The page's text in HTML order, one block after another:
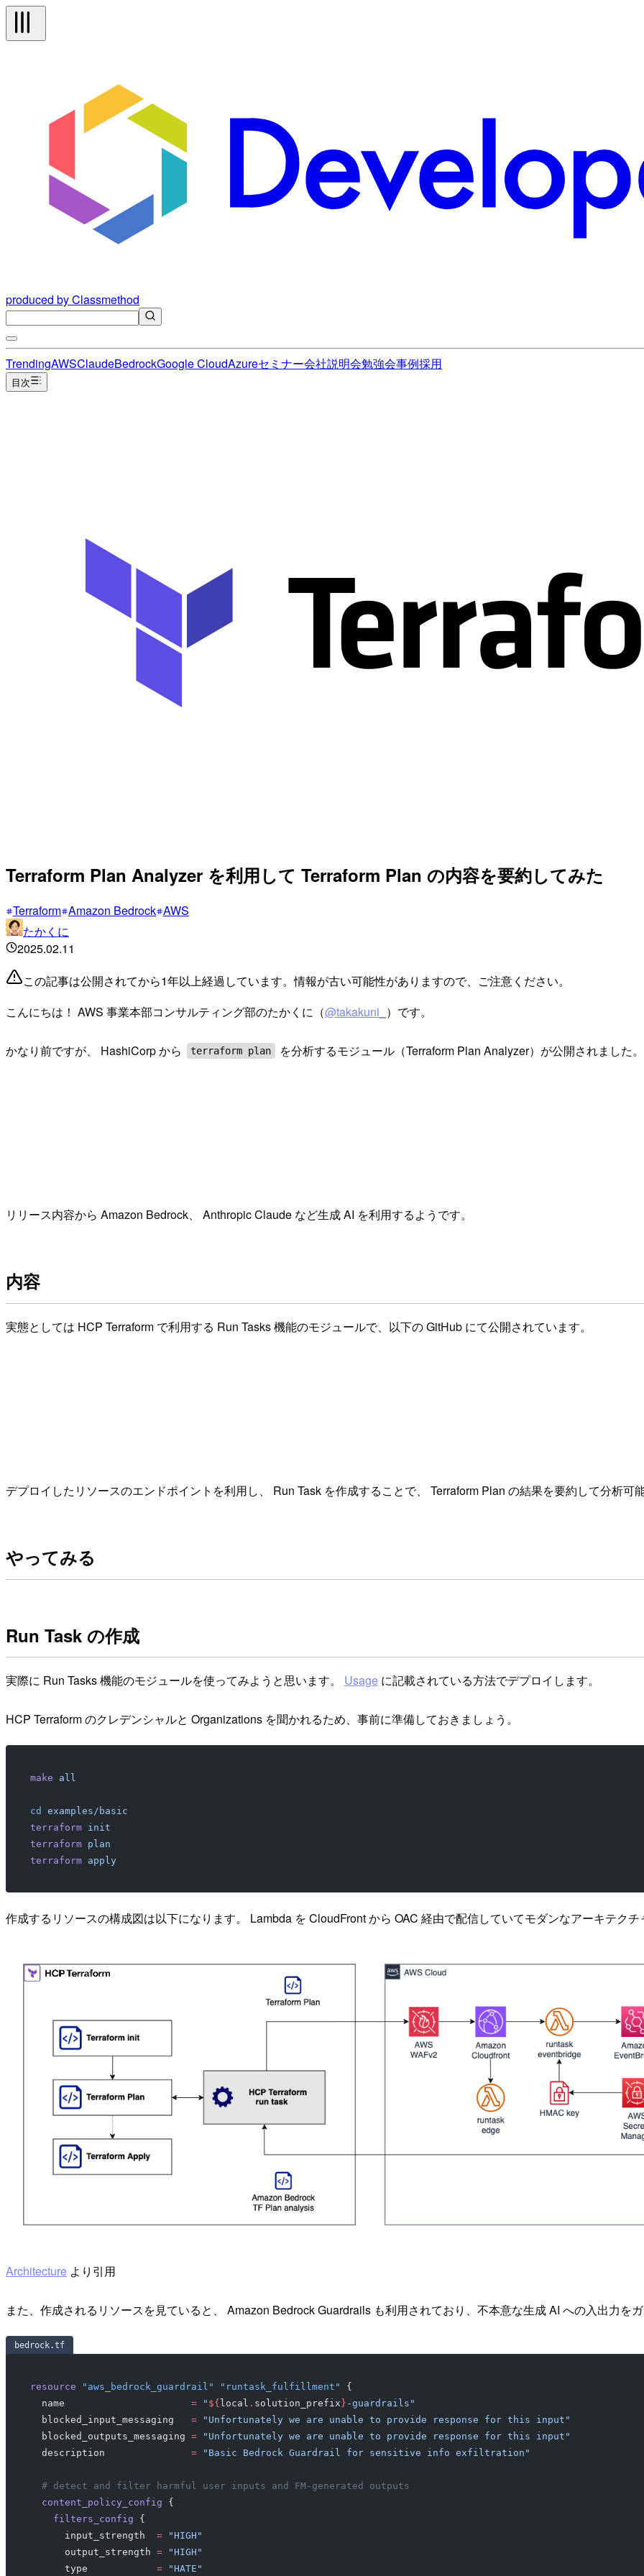
produced by Classmethod
TrendingAWSClaudeBedrockGoogle CloudAzureセミナー会社説明会勉強会事例採用
目次
Terraform Plan Analyzer を利用して Terraform Plan の内容を要約してみた
Terraform Amazon Bedrock AWS
たかくに
2025.02.11
この記事は公開されてから1年以上経過しています。情報が古い可能性がありますので、ご注意ください。
こんにちは！ AWS 事業本部コンサルティング部のたかくに（@takakuni_ ）です。
かなり前ですが、 HashiCorp から terraform plan を分析するモジュール（Terraform Plan Analyzer）が公開されました。
リリース内容から Amazon Bedrock、 Anthropic Claude など生成 AI を利用するようです。
内容
実態としては HCP Terraform で利用する Run Tasks 機能のモジュールで、以下の GitHub にて公開されています。
デプロイしたリソースのエンドポイントを利用し、 Run Task を作成することで、 Terraform Plan の結果を要約して分析可能
やってみる
Run Task の作成
実際に Run Tasks 機能のモジュールを使ってみようと思います。 Usage に記載されている方法でデプロイします。
HCP Terraform のクレデンシャルと Organizations を聞かれるため、事前に準備しておきましょう。
make all
cd
examples/basic
terraform init
terraform plan
terraform apply
作成するリソースの構成図は以下になります。 Lambda を CloudFront から OAC 経由で配信していてモダンなアーキテクチ
Architecture より引用
また、作成されるリソースを見ていると、 Amazon Bedrock Guardrails も利用されており、不本意な生成 AI への入出力を
bedrock.tf
resource "aws_bedrock_guardrail" "runtask_fulfillment"
{
  name
                      =
" ${local . solution_prefix} -guardrails"
  blocked_input_messaging
   =
"Unfortunately we are unable to provide response for this input"
  blocked_outputs_messaging
= "Unfortunately we are unable to provide response for this input"
  description
               =
"Basic Bedrock Guardrail for sensitive info exfiltration"
  # detect and filter harmful user inputs and FM-generated outputs
  content_policy_config
{
    filters_config
{
      input_strength
  =
"HIGH"
      output_strength
= "HIGH"
      type
            =
"HATE"